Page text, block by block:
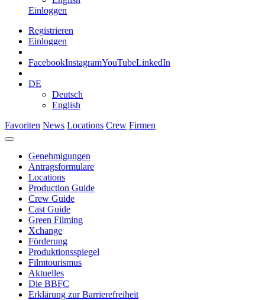
Einloggen
Registrieren
Einloggen
FacebookInstagramYouTubeLinkedIn
DE
Deutsch
English
Favoriten News Locations Crew Firmen
Genehmigungen
Antragsformulare
Locations
Production Guide
Crew Guide
Cast Guide
Green Filming
Xchange
Förderung
Produktionsspiegel
Filmtourismus
Aktuelles
Die BBFC
Erklärung zur Barrierefreiheit